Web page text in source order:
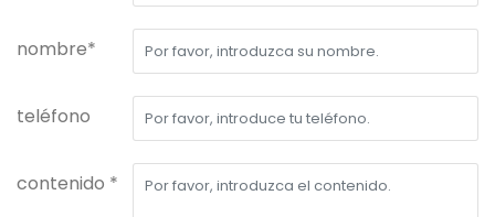
nombre*
teléfono
contenido *